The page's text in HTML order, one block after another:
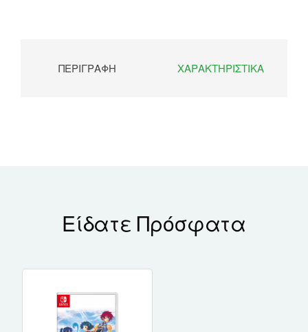
ΠΕΡΙΓΡΑΦΉ ΧΑΡΑΚΤΗΡΙΣΤΙΚΆ
Είδατε Πρόσφατα